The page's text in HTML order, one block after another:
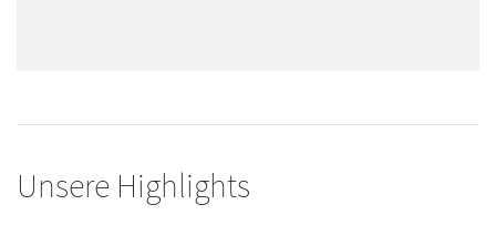
Unsere Highlights